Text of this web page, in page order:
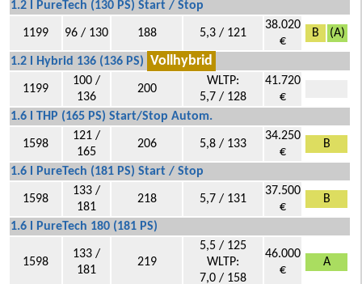
1.2 l PureTech (130 PS) Start / Stop
1199 96 / 130 188 5,3 / 121
38.020
€
B (A)
1.2 l Hybrid 136 (136 PS) Vollhybrid
1199
100 /
136
200
WLTP:
5,7 / 128
41.720
€
1.6 l THP (165 PS) Start/Stop Autom.
1598
121 /
165
206 5,8 / 133
34.250
€
B
1.6 l PureTech (181 PS) Start / Stop
1598
133 /
181
218 5,7 / 131
37.500
€
B
1.6 l PureTech 180 (181 PS)
1598
133 /
181
219
5,5 / 125
WLTP:
7,0 / 158
46.000
€
A